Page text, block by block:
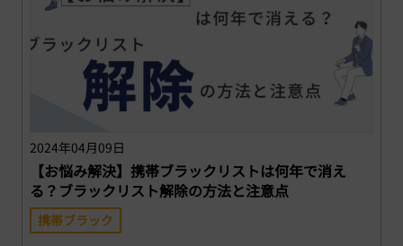
2024年04月09日
【お悩み解決】携帯ブラックリストは何年で消え
る？ブラックリスト解除の方法と注意点
携帯ブラック